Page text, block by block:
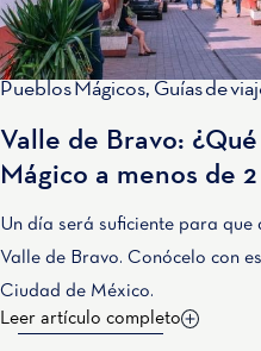
Pueblos Mágicos, Guías de
Valle de Bravo:
Mágico a menos de
Un día será suficiente para
Valle de Bravo. Conócelo con
Ciudad de México.
Leer artículo completo